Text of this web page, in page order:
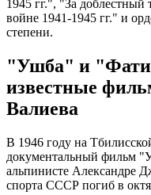
1945 гг.", "За доблестный
войне 1941-1945 гг." и
степени.
"Ушба" и
известные
Валиева
В 1946 году на
документальный фильм
альпинисте Александре
спорта СССР погиб в